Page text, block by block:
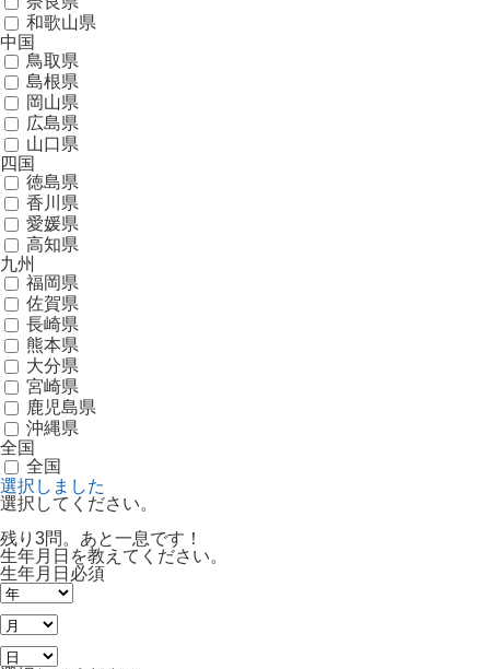
和歌山県
中国
鳥取県
島根県
岡山県
広島県
山口県
四国
徳島県
香川県
愛媛県
高知県
九州
福岡県
佐賀県
長崎県
熊本県
大分県
宮崎県
鹿児島県
沖縄県
全国
全国
選択しました
選択してください。
残り3問。あと一息です！
生年月日を教えてください。
生年月日 必須